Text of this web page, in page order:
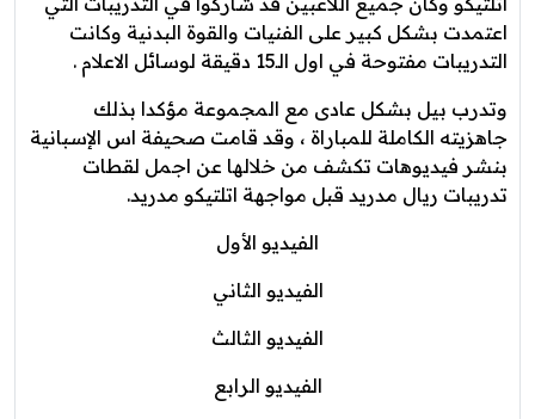
اعتمدت بشكل كبير على الفنيات والقوة البدنية وكانت
التدريبات مفتوحة في اول الـ15 دقيقة لوسائل الاعلام .
وتدرب بيل بشكل عادى مع المجموعة مؤكدا بذلك
جاهزيته الكاملة للمباراة ، وقد قامت صحيفة اس الإسبانية
بنشر فيديوهات تكشف من خلالها عن اجمل لقطات
تدريبات ريال مدريد قبل مواجهة اتلتيكو مدريد.
الفيديو الأول
الفيديو الثاني
الفيديو الثالث
الفيديو الرابع